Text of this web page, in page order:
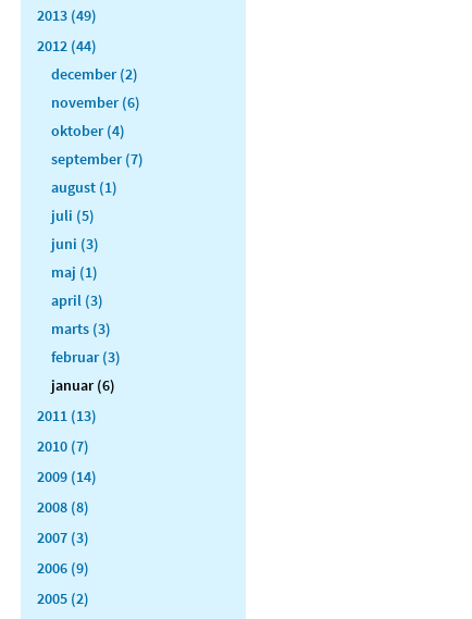
2013 (49)
2012 (44)
december (2)
november (6)
oktober (4)
september (7)
august (1)
juli (5)
juni (3)
maj (1)
april (3)
marts (3)
februar (3)
januar (6)
2011 (13)
2010 (7)
2009 (14)
2008 (8)
2007 (3)
2006 (9)
2005 (2)